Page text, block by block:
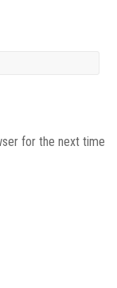
for the next time